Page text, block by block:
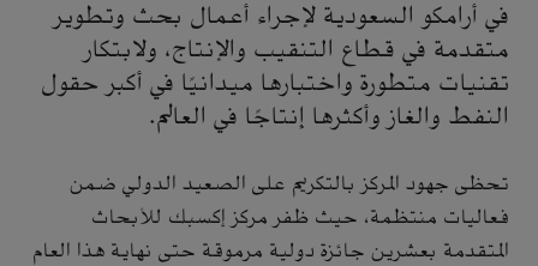
في أرامكو السعودية لإجراء أعمال بحث وتطوير
متقدمة في قطاع التنقيب والإنتاج، ولابتكار
تقنيات متطورة واختبارها ميدانيًا في أكبر حقول
النفط والغاز وأكثرها إنتاجًا في العالم.
تحظى جهود المركز بالتكريم على الصعيد الدولي ضمن
فعاليات منتظمة، حيث ظفر مركز إكسبك للأبحاث
المتقدمة بعشرين جائزة دولية مرموقة حتى نهاية هذا العام